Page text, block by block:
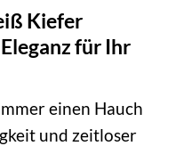
Kiefer
für Ihr
einen Hauch
und zeitloser